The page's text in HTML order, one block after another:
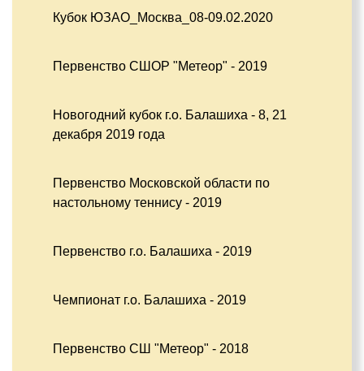
Кубок ЮЗАО_Москва_08-09.02.2020
Первенство СШОР "Метеор" - 2019
Новогодний кубок г.о. Балашиха - 8, 21
декабря 2019 года
Первенство Московской области по
настольному теннису - 2019
Первенство г.о. Балашиха - 2019
Чемпионат г.о. Балашиха - 2019
Первенство СШ "Метеор" - 2018